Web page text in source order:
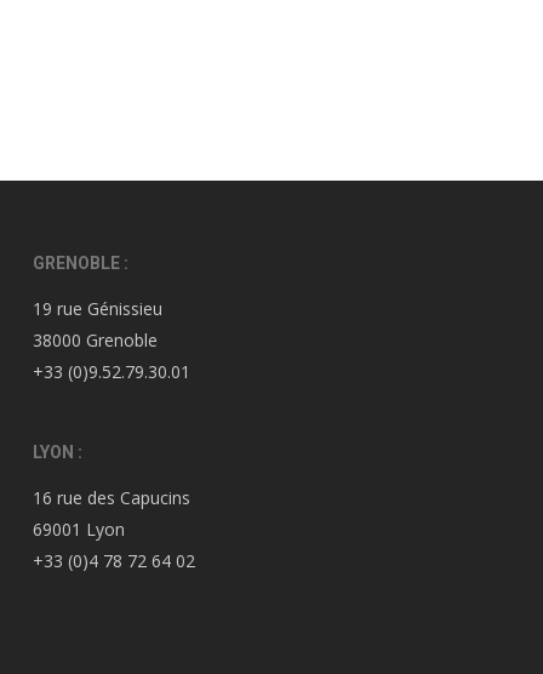
GRENOBLE :
19 rue Génissieu
38000 Grenoble
+33 (0)9.52.79.30.01
LYON :
16 rue des Capucins
69001 Lyon
+33 (0)4 78 72 64 02